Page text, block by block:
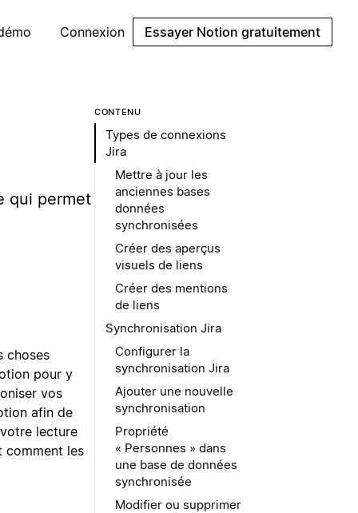
Connexion Essayer Notion gratuitement
qui permet
choses
pour y
vos
afin de
lecture
comment les
CONTENU
Types de connexions
Jira
Mettre à jour les
anciennes bases
données
synchronisées
Créer des aperçus
visuels de liens
Créer des mentions
de liens
Synchronisation Jira
Configurer la
synchronisation Jira
Ajouter une nouvelle
synchronisation
Propriété
« Personnes » dans
une base de données
synchronisée
Modifier ou supprimer